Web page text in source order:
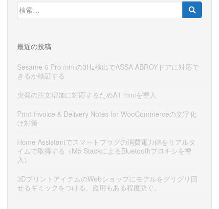
検
索:
最近の投稿
Sesame 6 Pro miniの3Hz検出でASSA ABROYドアに対応で
きるか検証する
突発の注文増加に対応するためA1 miniを導入
Print Invoice & Delivery Notes for WooCommerceの文字化
け対策
Home Assistantでスマートプラグの消費電力値をリアルタ
イムで取得する（M5 StackによるBluetoothプロキシを導
入）
3DプリントアイテムのWebショップにモデルをグリグリ回
せるギミックをつける。盗用もある程度防ぐ。